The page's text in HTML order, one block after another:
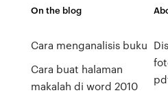
On the blog
Cara menganalisis buku
Cara buat halaman
makalah di word 2010